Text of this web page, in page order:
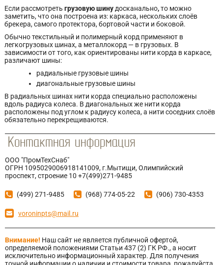
Если рассмотреть грузовую шину досканально,то можно
заметить, что она построена из: каркаса, нескольких слоёв
брекера, самого протектора, бортовой части и боковой.
Обычно текстильный и полимерный корд применяют в
легкогрузовых шинах, а металлокорд — в грузовых. В
зависимости от того, как ориентированы нити корда в каркасе,
различают шины:
радиальные грузовые шины
диагональные грузовые шины
В радиальных шинах нити корда специально расположены
вдоль радиуса колеса. В диагональных же нити корда
расположены под углом к радиусу колеса, а нити соседних слоёв
обязательно перекрещиваются.
ООО "ПромТехСнаб"
ОГРН 1095029006918141009, г.Мытищи, Олимпийский
проспект, строение 10 +7(499)271-9485
(499) 271-9485 (968) 774-05-22 (906) 730-4353
voroninpts@mail.ru
Внимание! Наш сайт не является публичной офертой,
определяемой положениями Статьи 437 (2) ГК РФ., а носит
исключительно информационный характер. Для получения